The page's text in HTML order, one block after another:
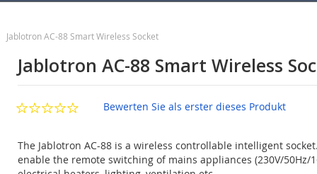
Jablotron AC-88 Smart Wireless Socket
Jablotron AC-88 Smart Wireless
Bewerten Sie als erster dieses Produkt
The Jablotron AC-88 is a wireless controllable intelligent
enable the remote switching of mains appliances (230V/50Hz/